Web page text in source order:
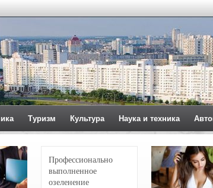
Туризм Культура Наука и техника
Профессионально
выполненное
озеленение